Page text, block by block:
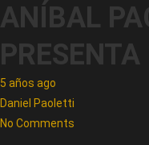
ANÍBAL
5 años ago
Daniel Paoletti
No Comments